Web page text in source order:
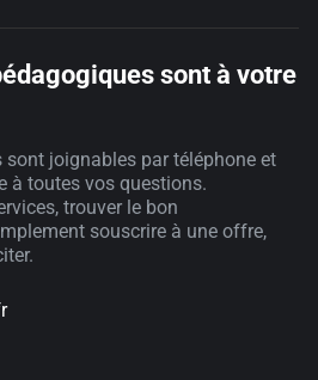
sont à votre
sont joignables par téléphone et
à toutes vos questions.
trouver le bon
souscrire à une offre,